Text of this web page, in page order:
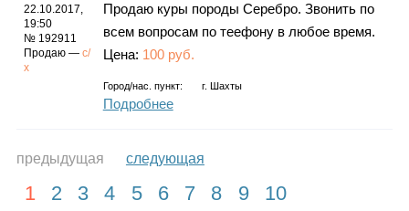
22.10.2017,
19:50
№ 192911
Продаю —с/
х
Продаю куры породы Серебро. Звонить по
всем вопросам по теефону в любое время.
Цена: 100 руб.
Город/нас. пункт: г. Шахты
Подробнее
предыдущая следующая
1 2 3 4 5 6 7 8 9 10